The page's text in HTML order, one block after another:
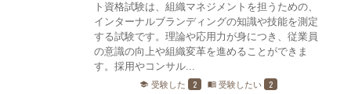
ト資格試験は、組織マネジメントを担うための、
インターナルブランディングの知識や技能を測定
する試験です。理論や応用力が身につき、従業員
の意識の向上や組織変革を進めることができま
す。採用やコンサル...
school 受験した 2 menu_book 受験したい 2